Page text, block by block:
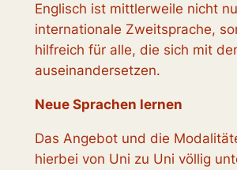
Englisch ist mittlerweile nicht
internationale Zweitsprache,
hilfreich für alle, die sich mit
auseinandersetzen.
Neue Sprachen lernen
Das Angebot und die
hierbei von Uni zu Uni völlig